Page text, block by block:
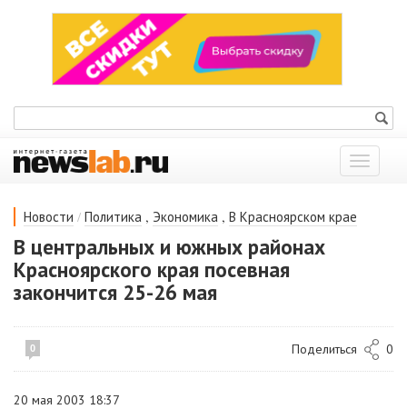
Показать
меню
Новости / Политика , Экономика , В Красноярском крае
В центральных и южных районах
Красноярского края посевная
закончится 25-26 мая
0 Поделиться 0
20 мая 2003 18:37